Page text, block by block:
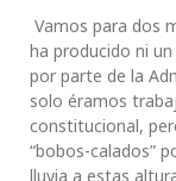
Vamos para dos
ha producido ni
por parte de la
solo éramos
constitucional,
“bobos-calados”
lluvia a estas